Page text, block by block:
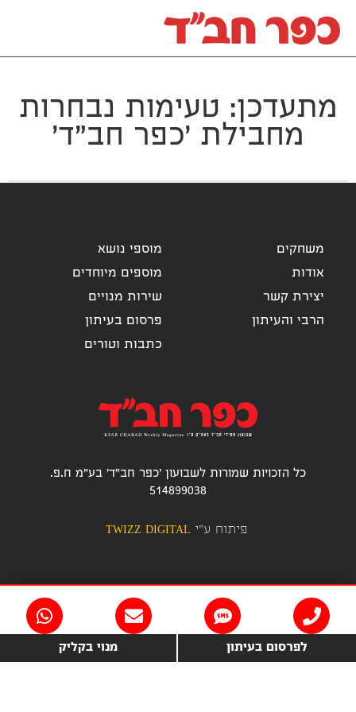
מתעדכן: טעימות נבחרות
מחבילת 'כפר חב"ד'
כל הזכויות שמורות לשבועון 'כפר חב"ד' בע"מ ח.פ.
514899038
פיתוח ע"י TWIZZ DIGITAL
מוספי נושא
מוספים מיוחדים
שירות מנויים
פרסום בעיתון
כתבות וטורים
משחקים
אודות
יצירת קשר
הרבי והעיתון
לפרסום בעיתון מנוי בקליק